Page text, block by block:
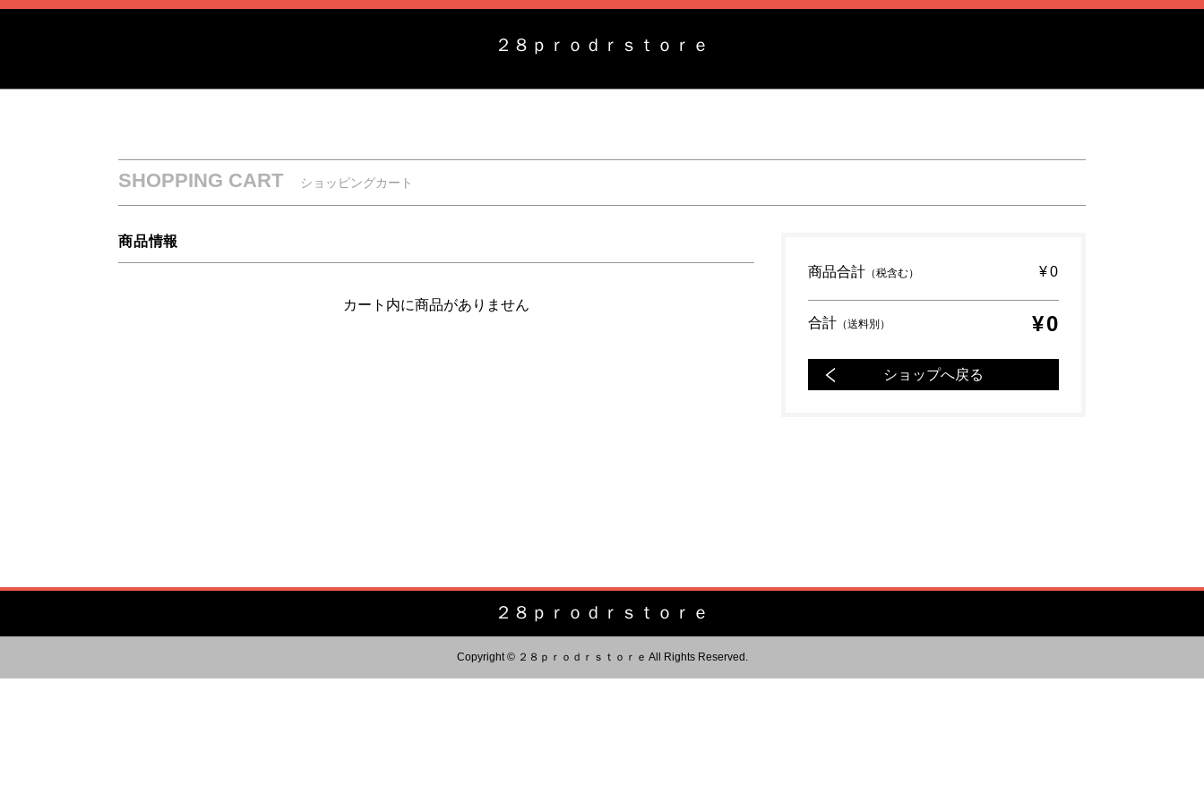
２８ｐｒｏｄｒｓｔｏｒｅ
SHOPPING CART ショッピングカート
商品情報
カート内に商品がありません
商品合計 （税含む） ¥0
合計 （送料別） ¥0
ショップへ戻る
２８ｐｒｏｄｒｓｔｏｒｅ
Copyright © ２８ｐｒｏｄｒｓｔｏｒｅ All Rights Reserved.